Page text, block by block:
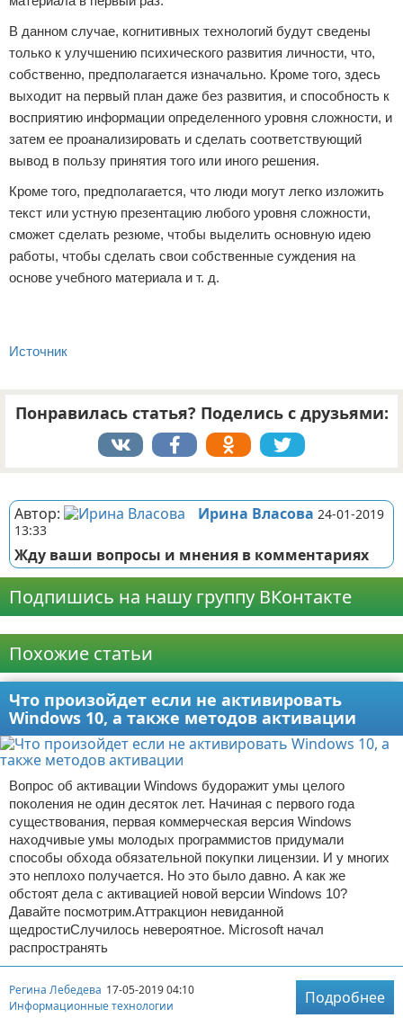
В данном случае, когнитивных технологий будут сведены
только к улучшению психического развития личности, что,
собственно, предполагается изначально. Кроме того, здесь
выходит на первый план даже без развития, и способность к
восприятию информации определенного уровня сложности, и
затем ее проанализировать и сделать соответствующий
вывод в пользу принятия того или иного решения.
Кроме того, предполагается, что люди могут легко изложить
текст или устную презентацию любого уровня сложности,
сможет сделать резюме, чтобы выделить основную идею
работы, чтобы сделать свои собственные суждения на
основе учебного материала и т. д.
Источник
Понравилась статья? Поделись с друзьями:
Автор: Ирина Власова 24-01-2019
13:33
Жду ваши вопросы и мнения в комментариях
Подпишись на нашу группу ВКонтакте
Похожие статьи
Что произойдет если не активировать
Windows 10, а также методов активации
Вопрос об активации Windows будоражит умы целого
поколения не один десяток лет. Начиная с первого года
существования, первая коммерческая версия Windows
находчивые умы молодых программистов придумали
способы обхода обязательной покупки лицензии. И у многих
это неплохо получается. Но это было давно. А как же
обстоят дела с активацией новой версии Windows 10?
Давайте посмотрим.Аттракцион невиданной
щедростиСлучилось невероятное. Microsoft начал
распространять
Регина Лебедева 17-05-2019 04:10
Информационные технологии
Подробнее